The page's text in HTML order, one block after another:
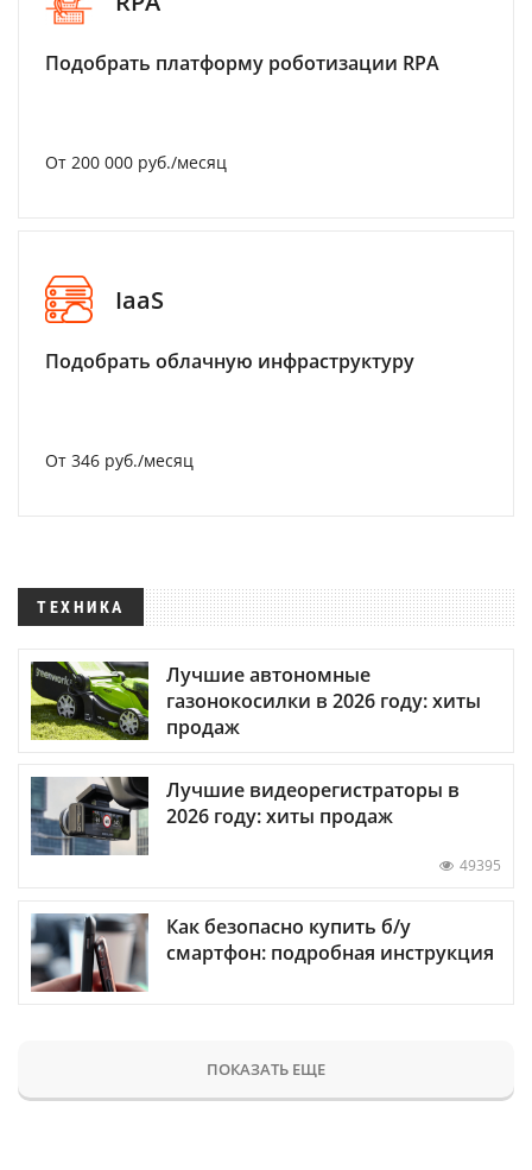
Подобрать платформу роботизации RPA
От 200 000 руб./месяц
IaaS
Подобрать облачную инфраструктуру
От 346 руб./месяц
ТЕХНИКА
Лучшие автономные
газонокосилки в 2026 году: хиты
продаж
Лучшие видеорегистраторы в
2026 году: хиты продаж
49395
Как безопасно купить б/у
смартфон: подробная инструкция
ПОКАЗАТЬ ЕЩЕ